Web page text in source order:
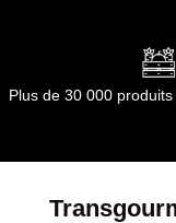
Plus de 30 000